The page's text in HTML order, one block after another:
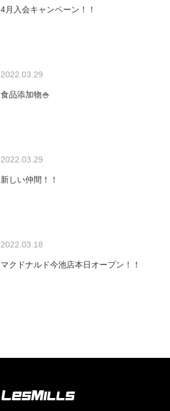
4月入会キャンペーン！！
2022.03.29
食品添加物🍚
2022.03.29
新しい仲間！！
2022.03.18
マクドナルド今池店本日オープン！！